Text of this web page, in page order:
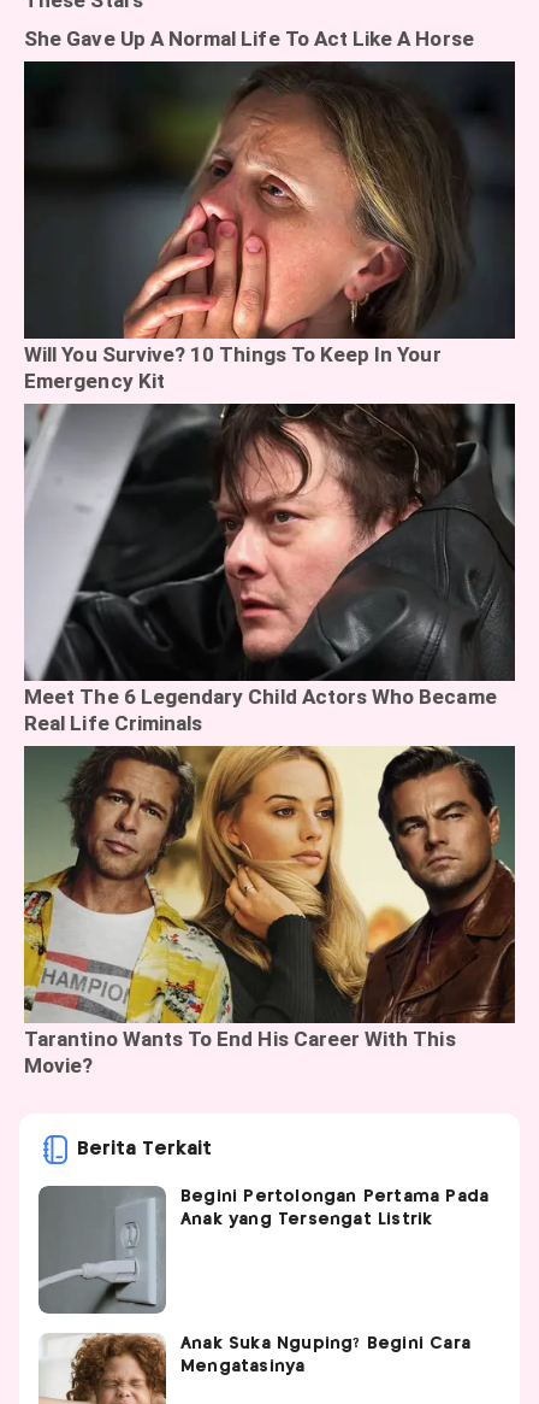
Berita Terkait
Begini Pertolongan Pertama Pada
Anak yang Tersengat Listrik
Anak Suka Nguping? Begini Cara
Mengatasinya